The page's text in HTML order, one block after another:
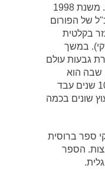
החינוך כמנהל האולפן לעברית. משנת 1998
כמנכ"ל של הפורום
בקלטית
במשך
גבעות עולם
שבה הוא
שימש כמנהל תכנון. במשך כ-10 שנים עבד
שונים בכמה
ספר ברוסית
הספר